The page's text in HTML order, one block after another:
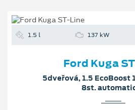
1.5 l 137 kW
Ford Kuga
5dveřová, 1.5 EcoBoost
8st.